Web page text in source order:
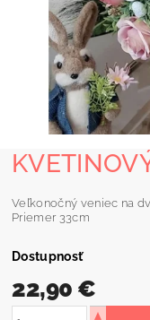
Veľkonočný veniec na
Priemer 33cm
Dostupnosť
22,90 €